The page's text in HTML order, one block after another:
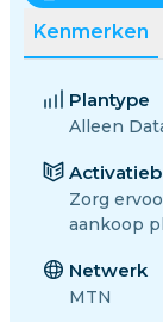
Kenmerken
Plantype
Alleen
Zorg
aankoop
Netwerk
MTN